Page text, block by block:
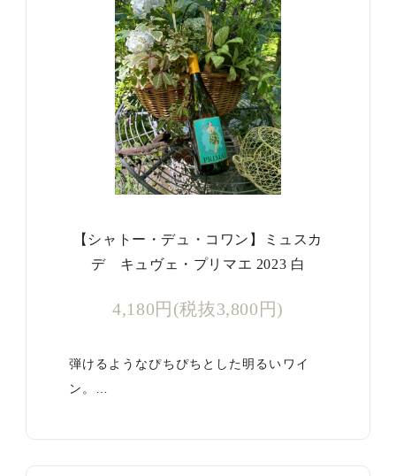
【シャトー・デュ・コワン】ミュスカ
デ キュヴェ・プリマエ 2023 白
4,180円(税抜3,800円)
弾けるようなぴちぴちとした明るいワイ
ン。…